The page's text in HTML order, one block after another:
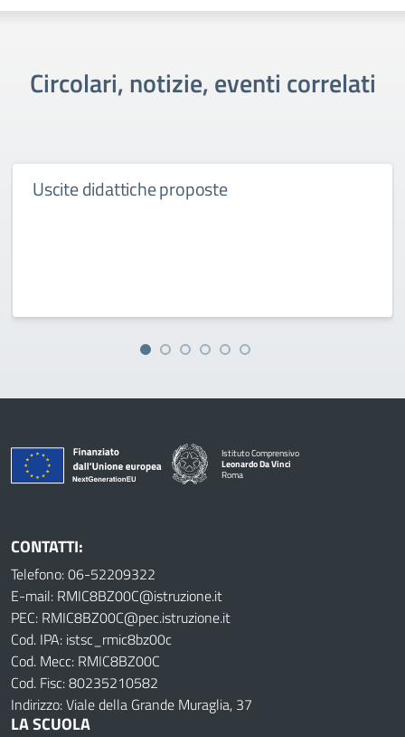
Circolari, notizie, eventi correlati
Uscite didattiche proposte
Istituto Comprensivo
Leonardo Da Vinci
Roma
CONTATTI:
Telefono: 06-52209322
E-mail: RMIC8BZ00C@istruzione.it
PEC: RMIC8BZ00C@pec.istruzione.it
Cod. IPA: istsc_rmic8bz00c
Cod. Mecc: RMIC8BZ00C
Cod. Fisc: 80235210582
Indirizzo: Viale della Grande Muraglia, 37
LA SCUOLA